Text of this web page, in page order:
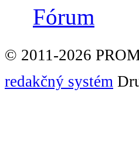
Fórum
© 2011-2026
redakčný systém